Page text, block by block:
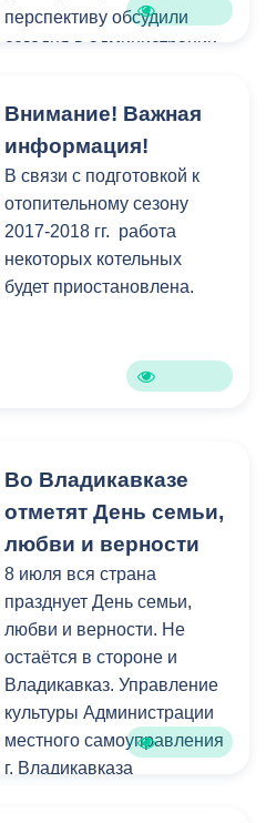
перспективу обсудили
сегодня в администрации
председательством главы
АМСБориса Албегова
приняли участие Министр
ЖКХ РСО-Алания
Альберт Сокуров,
заместитель главы
Комитета ЖКХ города, а
инженерной геологии
Северной Осетии.
Внимание! Важная
информация!
В связи с подготовкой к
отопительному сезону
2017-2018 гг. работа
некоторых котельных
будет приостановлена.
Во Владикавказе
отметят День семьи,
любви и верности
8 июля вся страна
празднует День семьи,
любви и верности. Не
остаётся в стороне и
Владикавказ. Управление
культуры Администрации
местного самоуправления
г. Владикавказа